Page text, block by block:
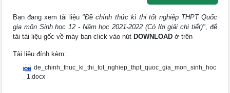
Bạn đang xem tài liệu "Đề chính thức kì thi tốt nghiệp THPT Quốc
gia môn Sinh học 12 - Năm học 2021-2022 (Có lời giải chi tiết)", để
tải tài liệu gốc về máy bạn click vào nút DOWNLOAD ở trên
Tài liệu đính kèm:
de_chinh_thuc_ki_thi_tot_nghiep_thpt_quoc_gia_mon_sinh_hoc
_1.docx